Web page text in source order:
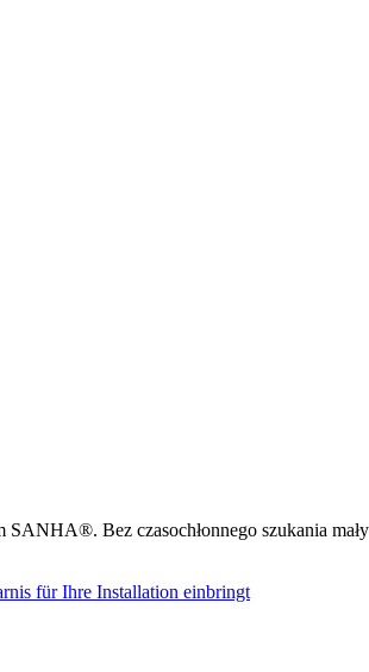
Bez czasochłonnego szukania